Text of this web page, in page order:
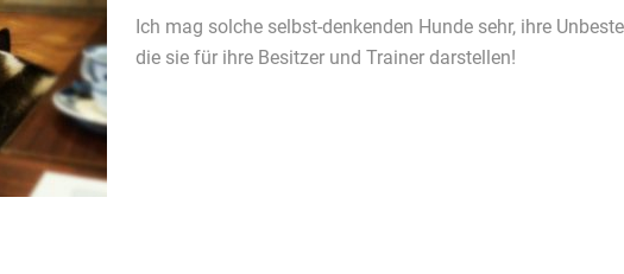
Ich mag solche selbst-denkenden Hunde sehr, ihre
die sie für ihre Besitzer und Trainer darstellen!